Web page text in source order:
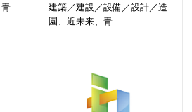
建築／建設／設備／設計／造
園、近未来、青